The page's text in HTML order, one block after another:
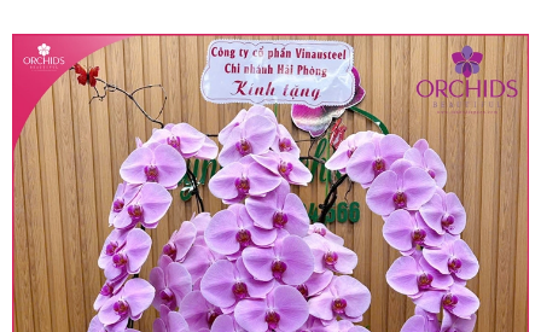
• Giá trên được miễn ship giao trong nội thành,
miễn phí in thiệp - banner theo yêu cầu khách
hàng.
• Beautiful Orchids liên kết với các cửa hàng
trên toàn quốc để phục vụ giao hoa tận nơi, mỗi
khu vực sẽ có mức giá khác nhau (tùy vào chi
phí mặt bằng, nguyên vật liệu,..) nên giá có thể sẽ
thay đổi so với giá niêm yết trên website. Khách
hàng ở Tỉnh thành khác vui lòng chủ động hỏi lại
giá trước khi đặt hàng, shop sẽ chủ động báo giá
chính xác khi có địa chỉ giao hàng cụ thể.